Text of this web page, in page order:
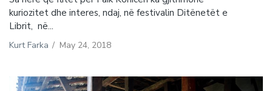
kuriozitet dhe interes, ndaj, në festivalin Ditënetët e
Librit, në...
Kurt Farka / May 24, 2018